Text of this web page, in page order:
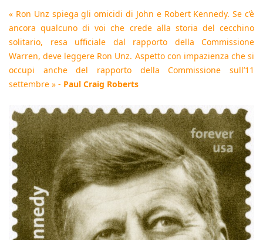
« Ron Unz spiega gli omicidi di John e Robert Kennedy. Se c’è
ancora qualcuno di voi che crede alla storia del cecchino
solitario, resa ufficiale dal rapporto della Commissione
Warren, deve leggere Ron Unz. Aspetto con impazienza che si
occupi anche del rapporto della Commissione sull’11
settembre » - Paul Craig Roberts